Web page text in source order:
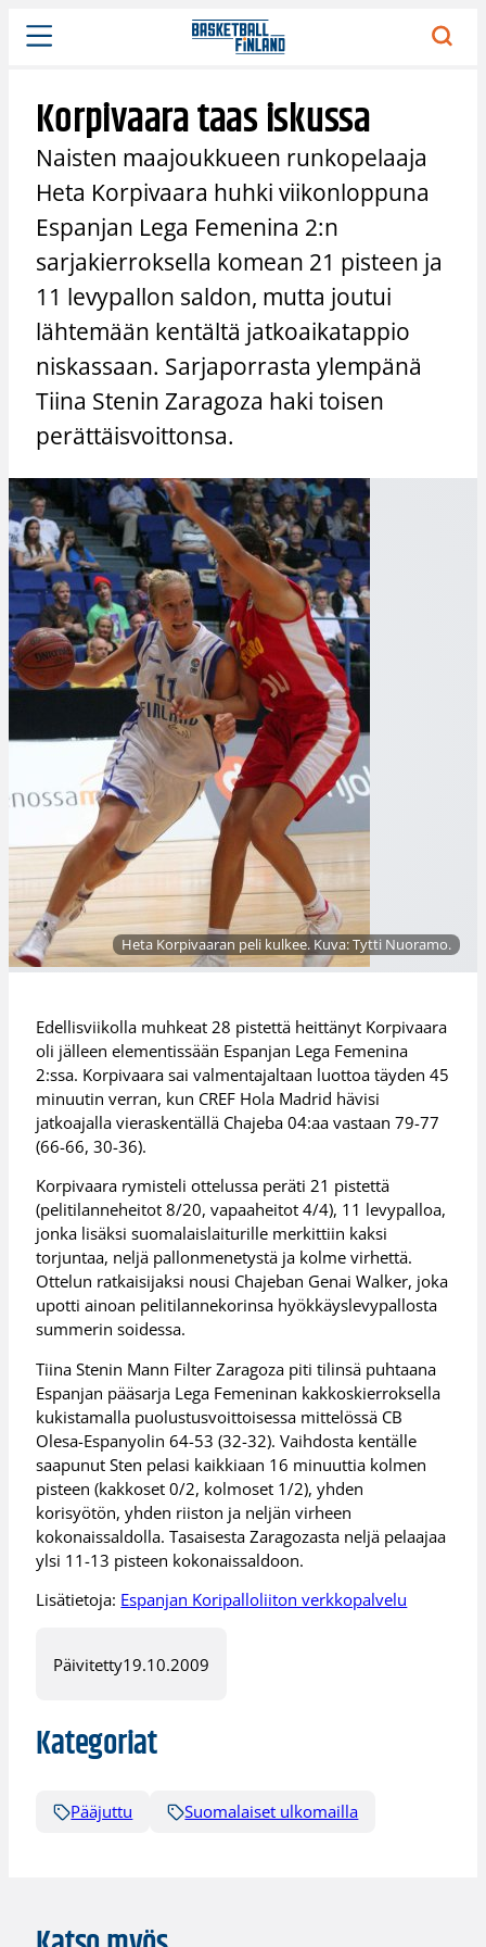
Siirry
sisältöön
Korpivaara taas iskussa
Naisten maajoukkueen runkopelaaja
Heta Korpivaara huhki viikonloppuna
Espanjan Lega Femenina 2:n
sarjakierroksella komean 21 pisteen ja
11 levypallon saldon, mutta joutui
lähtemään kentältä jatkoaikatappio
niskassaan. Sarjaporrasta ylempänä
Tiina Stenin Zaragoza haki toisen
perättäisvoittonsa.
Heta Korpivaaran peli kulkee. Kuva: Tytti Nuoramo.
Edellisviikolla muhkeat 28 pistettä heittänyt Korpivaara
oli jälleen elementissään Espanjan Lega Femenina
2:ssa. Korpivaara sai valmentajaltaan luottoa täyden 45
minuutin verran, kun CREF Hola Madrid hävisi
jatkoajalla vieraskentällä Chajeba 04:aa vastaan 79-77
(66-66, 30-36).
Korpivaara rymisteli ottelussa peräti 21 pistettä
(pelitilanneheitot 8/20, vapaaheitot 4/4), 11 levypalloa,
jonka lisäksi suomalaislaiturille merkittiin kaksi
torjuntaa, neljä pallonmenetystä ja kolme virhettä.
Ottelun ratkaisijaksi nousi Chajeban Genai Walker, joka
upotti ainoan pelitilannekorinsa hyökkäyslevypallosta
summerin soidessa.
Tiina Stenin Mann Filter Zaragoza piti tilinsä puhtaana
Espanjan pääsarja Lega Femeninan kakkoskierroksella
kukistamalla puolustusvoittoisessa mittelössä CB
Olesa-Espanyolin 64-53 (32-32). Vaihdosta kentälle
saapunut Sten pelasi kaikkiaan 16 minuuttia kolmen
pisteen (kakkoset 0/2, kolmoset 1/2), yhden
korisyötön, yhden riiston ja neljän virheen
kokonaissaldolla. Tasaisesta Zaragozasta neljä pelaajaa
ylsi 11-13 pisteen kokonaissaldoon.
Lisätietoja: Espanjan Koripalloliiton verkkopalvelu
Päivitetty19.10.2009
Kategoriat
Pääjuttu Suomalaiset ulkomailla